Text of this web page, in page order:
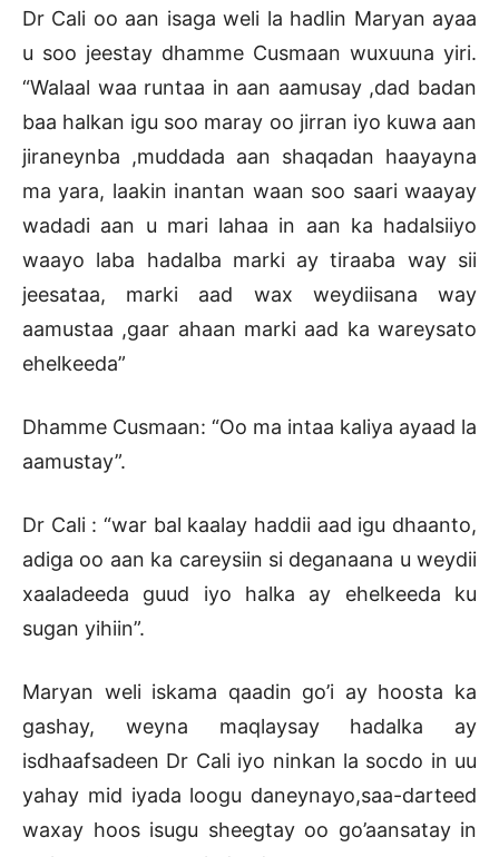
Dr Cali oo aan isaga weli la hadlin Maryan ayaa
u soo jeestay dhamme Cusmaan wuxuuna yiri.
“Walaal waa runtaa in aan aamusay ,dad badan
baa halkan igu soo maray oo jirran iyo kuwa aan
jiraneynba ,muddada aan shaqadan haayayna
ma yara, laakin inantan waan soo saari waayay
wadadi aan u mari lahaa in aan ka hadalsiiyo
waayo laba hadalba marki ay tiraaba way sii
jeesataa, marki aad wax weydiisana way
aamustaa ,gaar ahaan marki aad ka wareysato
ehelkeeda”
Dhamme Cusmaan: “Oo ma intaa kaliya ayaad la
aamustay”.
Dr Cali : “war bal kaalay haddii aad igu dhaanto,
adiga oo aan ka careysiin si deganaana u weydii
xaaladeeda guud iyo halka ay ehelkeeda ku
sugan yihiin”.
Maryan weli iskama qaadin go’i ay hoosta ka
gashay, weyna maqlaysay hadalka ay
isdhaafsadeen Dr Cali iyo ninkan la socdo in uu
yahay mid iyada loogu daneynayo,saa-darteed
waxay hoos isugu sheegtay oo go’aansatay in